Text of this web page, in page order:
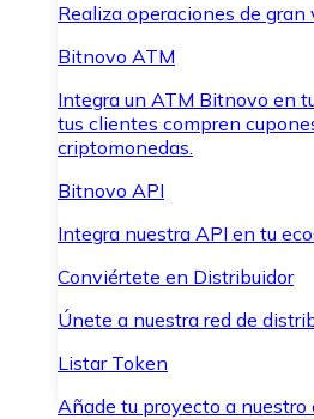
Realiza operaciones de gran
Bitnovo ATM
Integra un ATM Bitnovo en
tus clientes compren
criptomonedas.
Bitnovo API
Integra nuestra API en tu
Conviértete en Distribuidor
Únete a nuestra red de
Listar Token
Añade tu proyecto a nuestro